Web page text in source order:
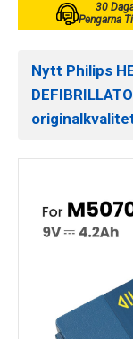
30
Pengarna
Nytt Philips